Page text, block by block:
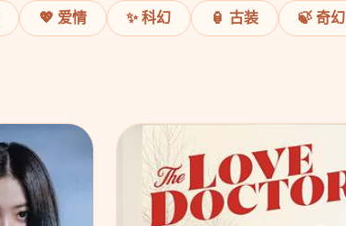
💖 爱情 ✨ 科幻 🏮 古装 🍃 奇幻